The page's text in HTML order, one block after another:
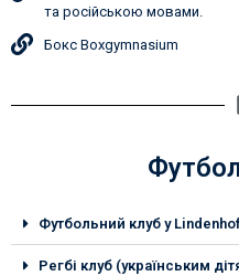
та російською мовами.
Бокс Boxgymnasium
Футбольний клуб у
Регбі клуб (українським